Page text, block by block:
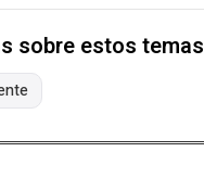
sobre estos temas